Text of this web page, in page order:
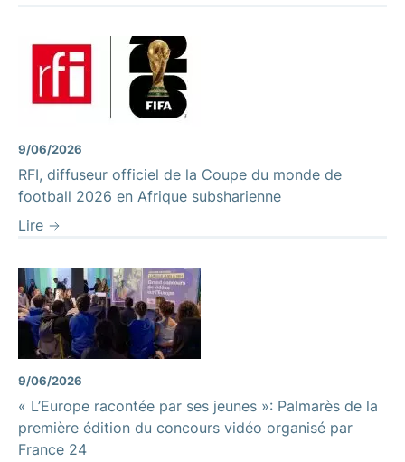
9/06/2026
RFI, diffuseur officiel de la Coupe du monde de
football 2026 en Afrique subsharienne
Lire
9/06/2026
« L’Europe racontée par ses jeunes »: Palmarès de la
première édition du concours vidéo organisé par
France 24